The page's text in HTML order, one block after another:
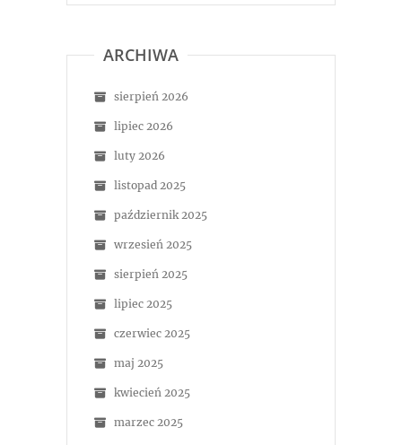
ARCHIWA
sierpień 2026
lipiec 2026
luty 2026
listopad 2025
październik 2025
wrzesień 2025
sierpień 2025
lipiec 2025
czerwiec 2025
maj 2025
kwiecień 2025
marzec 2025